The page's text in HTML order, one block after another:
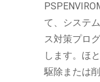
て、システ
ス対策プロ
します。ほ
駆除または削